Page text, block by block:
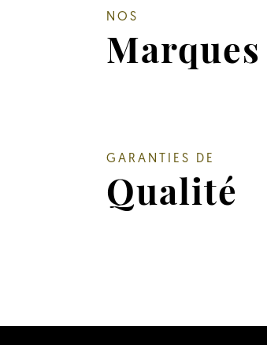
NOS
Marques
GARANTIES DE
Qualité